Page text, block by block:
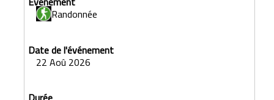
Randonnée
22 Aoû 2026